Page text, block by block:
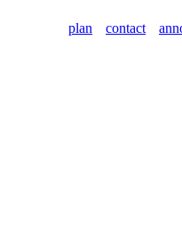
plan contact